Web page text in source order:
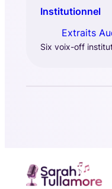
Institutionnel
Extraits
Six voix-off